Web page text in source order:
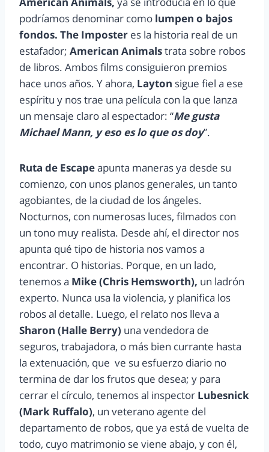
podríamos denominar como lumpen o bajos
fondos. The Imposter es la historia real de un
estafador; American Animalstrata sobre robos
de libros. Ambos films consiguieron premios
hace unos años. Y ahora, Layton sigue fiel a ese
espíritu y nos trae una película con la que lanza
un mensaje claro al espectador: “Me gusta
Michael Mann, y eso es lo que os doy”.
Ruta de Escapeapunta maneras ya desde su
comienzo, con unos planos generales, un tanto
agobiantes, de la ciudad de los ángeles.
Nocturnos, con numerosas luces, filmados con
un tono muy realista. Desde ahí, el director nos
apunta qué tipo de historia nos vamos a
encontrar. O historias. Porque, en un lado,
tenemos a Mike (Chris Hemsworth), un ladrón
experto. Nunca usa la violencia, y planifica los
robos al detalle. Luego, el relato nos lleva a
Sharon (Halle Berry) una vendedora de
seguros, trabajadora, o más bien currante hasta
la extenuación, que ve su esfuerzo diario no
termina de dar los frutos que desea; y para
cerrar el círculo, tenemos al inspector Lubesnick
(Mark Ruffalo), un veterano agente del
departamento de robos, que ya está de vuelta de
todo, cuyo matrimonio se viene abajo, y con él,